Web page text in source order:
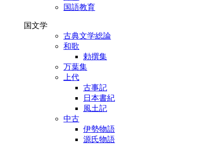
国語教育
国文学
古典文学総論
和歌
勅撰集
万葉集
上代
古事記
日本書紀
風土記
中古
伊勢物語
源氏物語